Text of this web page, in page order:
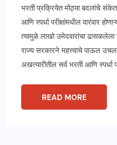
भरती प्रक्रियेत मोठ्या बदलांचे संकेत
आणि स्पर्धा परीक्षांमधील वारंवार
त्यामुळे लाखो उमेदवारांचा ढासळलेला
राज्य सरकारने महत्त्वाचे पाऊल
अखत्यारीतील सर्व भरती आणि स्पर्धा
READ MORE